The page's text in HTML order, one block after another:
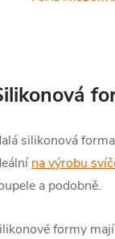
silikonová
na výrobu
a podobně.
formy mají